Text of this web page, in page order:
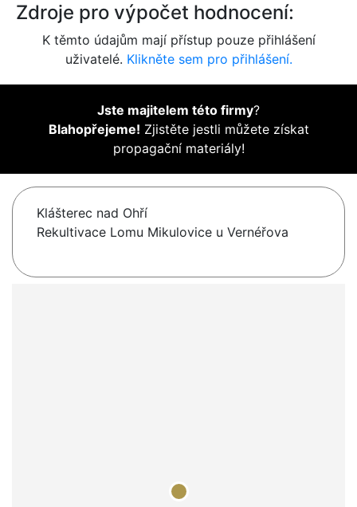
Zdroje pro výpočet hodnocení:
K těmto údajům mají přístup pouze přihlášení
uživatelé. Klikněte sem pro přihlášení.
Jste majitelem této firmy?
Blahopřejeme! Zjistěte jestli můžete získat
propagační materiály!
Klášterec nad Ohří
Rekultivace Lomu Mikulovice u Vernéřova